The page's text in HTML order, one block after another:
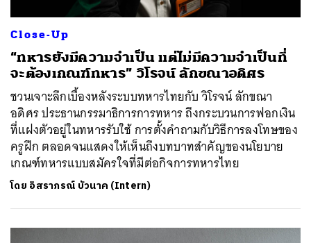
Close-Up
“ทหารยังมีความจําเป็น แต่ไม่มีความจําเป็นที่
จะต้องเกณฑ์ทหาร” วิโรจน์ ลักขณาอดิศร
ชวนเจาะลึกเบื้องหลังระบบทหารไทยกับ วิโรจน์ ลักขณา
อดิศร ประธานกรรมาธิการการทหาร ถึงกระบวนการฟอกเงิน
ที่แฝงตัวอยู่ในทหารรับใช้ การตั้งคำถามกับวิธีการลงโทษของ
ครูฝึก ตลอดจนแสดงให้เห็นถึงบทบาทสำคัญของนโยบาย
เกณฑ์ทหารแบบสมัครใจที่มีต่อกิจการทหารไทย
โดย อิสราภรณ์ บัวนาค (Intern)